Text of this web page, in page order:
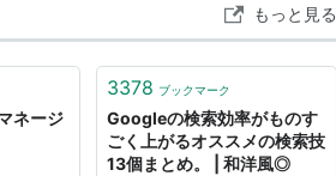
もっと見る
ネージ
3378 ブックマーク
Googleの検索効率がものす
ごく上がるオススメの検索技
13個まとめ。 | 和洋風◎